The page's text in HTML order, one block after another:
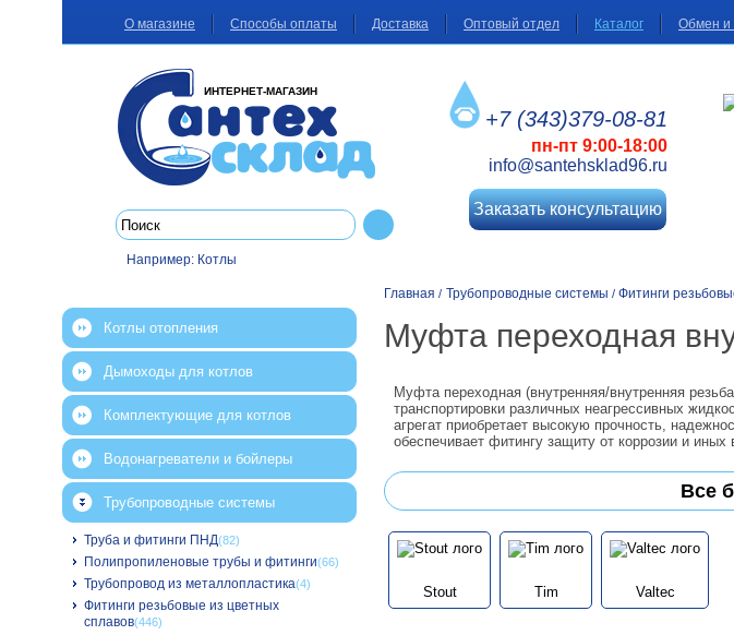
О магазине Способы оплаты Доставка Оптовый отдел Каталог Обмен и
ИНТЕРНЕТ-МАГАЗИН
Например: Котлы
+7 (343)379-08-81
пн-пт 9:00-18:00
info@santehsklad96.ru
Заказать консультацию
Главная / Трубопроводные системы / Фитинги
Муфта переходная
Муфта переходная (внутренняя/внутренняя
транспортировки различных неагрессивных
агрегат приобретает высокую прочность,
обеспечивает фитингу защиту от коррозии и иных
Все
Stout Tim Valtec
Котлы отопления
Дымоходы для котлов
Комплектующие для котлов
Водонагреватели и бойлеры
Трубопроводные системы
Труба и фитинги ПНД(82)
Полипропиленовые трубы и фитинги(66)
Трубопровод из металлопластика(4)
Фитинги резьбовые из цветных
сплавов(446)